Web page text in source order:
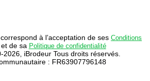
à l’acceptation de ses Conditions
de sa Politique de confidentialité
2026, iBrodeur Tous droits réservés.
: FR63907796148